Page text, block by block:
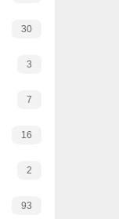
30
3
7
16
2
93